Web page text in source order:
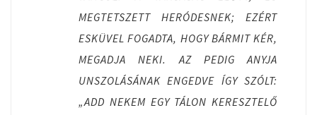
MEGTETSZETT HERÓDESNEK; EZÉRT
ESKÜVEL FOGADTA, HOGY BÁRMIT KÉR,
MEGADJA NEKI. AZ PEDIG ANYJA
UNSZOLÁSÁNAK ENGEDVE ÍGY SZÓLT:
„ADD NEKEM EGY TÁLON KERESZTELŐ